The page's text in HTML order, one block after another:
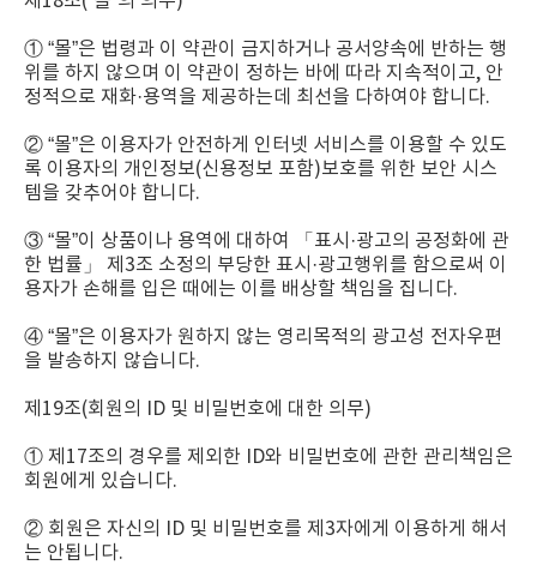
① “몰”은 법령과 이 약관이 금지하거나 공서양속에 반하는 행
위를 하지 않으며 이 약관이 정하는 바에 따라 지속적이고, 안
정적으로 재화·용역을 제공하는데 최선을 다하여야 합니다.
② “몰”은 이용자가 안전하게 인터넷 서비스를 이용할 수 있도
록 이용자의 개인정보(신용정보 포함)보호를 위한 보안 시스
템을 갖추어야 합니다.
③ “몰”이 상품이나 용역에 대하여 「표시·광고의 공정화에 관
한 법률」 제3조 소정의 부당한 표시·광고행위를 함으로써 이
용자가 손해를 입은 때에는 이를 배상할 책임을 집니다.
④ “몰”은 이용자가 원하지 않는 영리목적의 광고성 전자우편
을 발송하지 않습니다.
제19조(회원의 ID 및 비밀번호에 대한 의무)
① 제17조의 경우를 제외한 ID와 비밀번호에 관한 관리책임은
회원에게 있습니다.
② 회원은 자신의 ID 및 비밀번호를 제3자에게 이용하게 해서
는 안됩니다.